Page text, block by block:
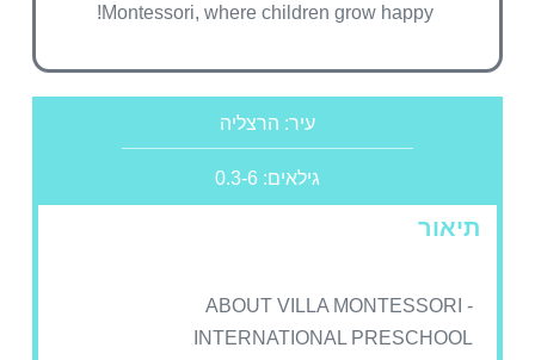
Montessori, where children grow happy!
עיר: הרצליה
גילאים: 0.3-6
תיאור
ABOUT VILLA MONTESSORI -
INTERNATIONAL PRESCHOOL